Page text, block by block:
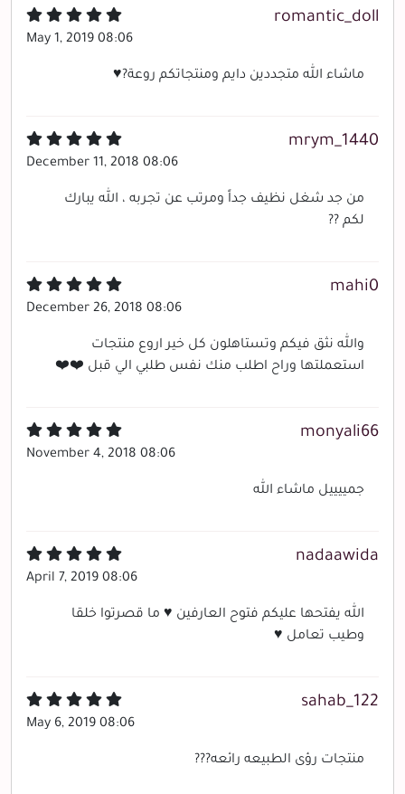
romantic_doll
May 1, 2019 08:06
ماشاء الله متجددين دايم ومنتجاتكم روعة?♥️
mrym_1440
December 11, 2018 08:06
من جد شغل نظيف جداً ومرتب عن تجربه ، الله يبارك
لكم ??
mahi0
December 26, 2018 08:06
والله نثق فيكم وتستاهلون كل خير اروع منتجات
استعملتها وراح اطلب منك نفس طلبي الي قبل ❤️❤️
monyali66
November 4, 2018 08:06
جمييييل ماشاء الله
nadaawida
April 7, 2019 08:06
الله يفتحها عليكم فتوح العارفين ♥ ما قصرتوا خلقا
وطيب تعامل ♥
sahab_122
May 6, 2019 08:06
منتجات رؤى الطبيعه رائعه???